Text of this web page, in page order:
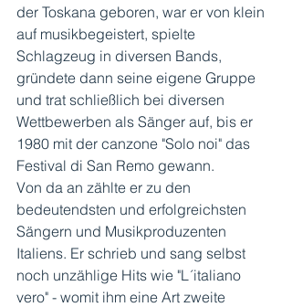
der Toskana geboren, war er von klein
auf musikbegeistert, spielte
Schlagzeug in diversen Bands,
gründete dann seine eigene Gruppe
und trat schließlich bei diversen
Wettbewerben als Sänger auf, bis er
1980 mit der canzone "Solo noi" das
Festival di San Remo gewann.
Von da an zählte er zu den
bedeutendsten und erfolgreichsten
Sängern und Musikproduzenten
Italiens. Er schrieb und sang selbst
noch unzählige Hits wie "L´italiano
vero" - womit ihm eine Art zweite